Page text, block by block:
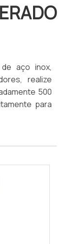
aço inox,
realize
500
para